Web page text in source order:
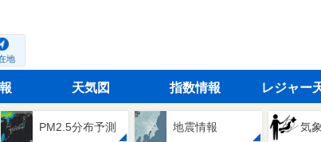
地
天気図 指数情報 レジャー
PM2.5分布予測 地震情報 気